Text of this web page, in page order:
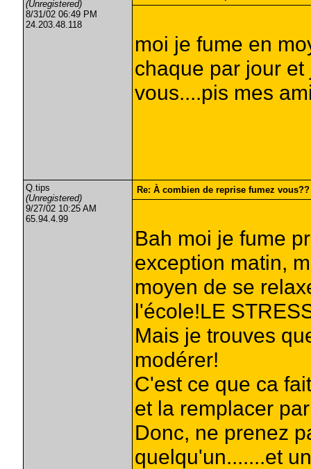
(Unregistered)
8/31/02 06:49 PM
24.203.48.118
moi je fume en
chaque par jour
vous....pis mes
Q.tips
(Unregistered)
9/27/02 10:25 AM
65.94.4.99
Re: À combien de reprise fumez vous??
Bah moi je fume
exception matin,
moyen de se
l'école!LE
Mais je trouves
modérer!
C'est ce que ca
et la remplacer
Donc, ne prenez
quelqu'un.......et